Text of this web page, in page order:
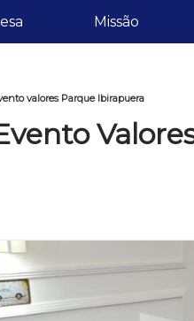
Missão
valores Parque Ibirapuera